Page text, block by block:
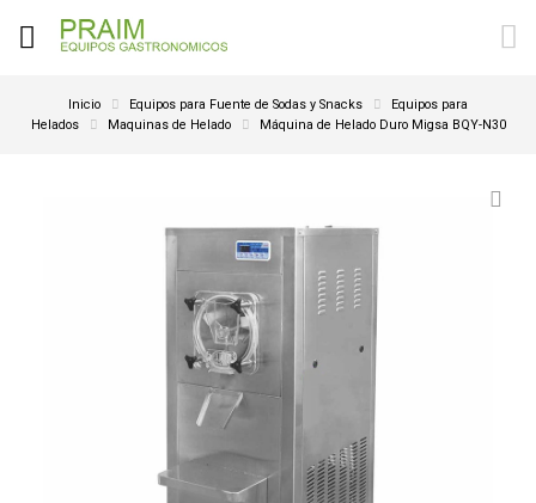
Inicio Equipos para Fuente de Sodas y Snacks
Equipos para
Helados
Maquinas de Helado Máquina de Helado Duro Migsa BQY-N30